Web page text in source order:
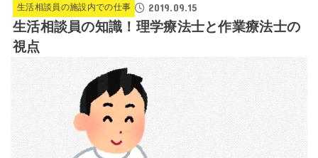
生活相談員の施設内での仕事 2019.09.15
生活相談員の知識！理学療法士と作業療法士の
視点